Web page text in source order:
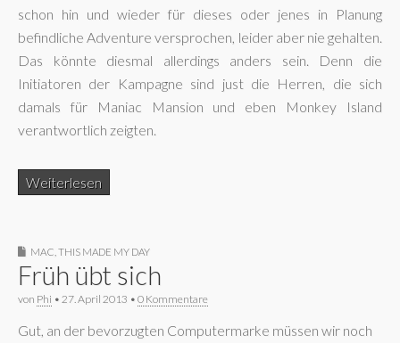
schon hin und wieder für dieses oder jenes in Planung
befindliche Adventure versprochen, leider aber nie gehalten.
Das könnte diesmal allerdings anders sein. Denn die
Initiatoren der Kampagne sind just die Herren, die sich
damals für Maniac Mansion und eben Monkey Island
verantwortlich zeigten.
Weiterlesen
MAC THIS MADE MY DAY
Früh übt sich
von Phi • 27. April 2013 • 0 Kommentare
Gut, an der bevorzugten Computermarke müssen wir noch